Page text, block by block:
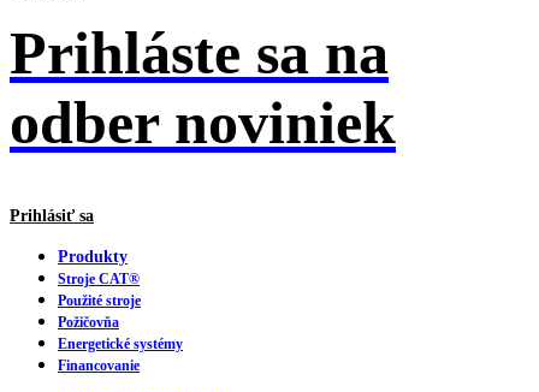
Prihláste sa na
odber noviniek
Prihlásiť sa
Produkty
Stroje CAT®
Použité stroje
Požičovňa
Energetické systémy
Financovanie